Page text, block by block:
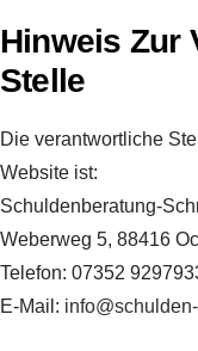
Hinweis Zur
Stelle
Die verantwortliche
Website ist:
Schuldenberatung-
Weberweg 5, 88416
Telefon: 07352
E-Mail: